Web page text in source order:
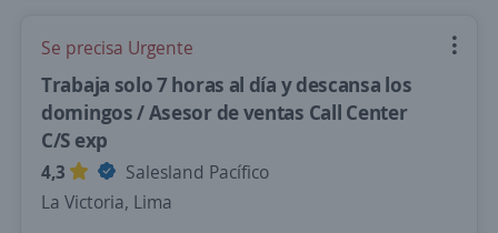
Se precisa Urgente
Trabaja solo 7 horas al día y descansa los
domingos / Asesor de ventas Call Center
C/S exp
4,3
Salesland Pacífico
La Victoria, Lima